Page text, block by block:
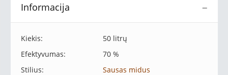
−
Informacija
Kiekis:
50 litrų
Efektyvumas:
70 %
Stilius:
Sausas midus